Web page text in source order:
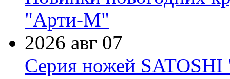
"Арти-М"
2026 авг 07
Серия ножей